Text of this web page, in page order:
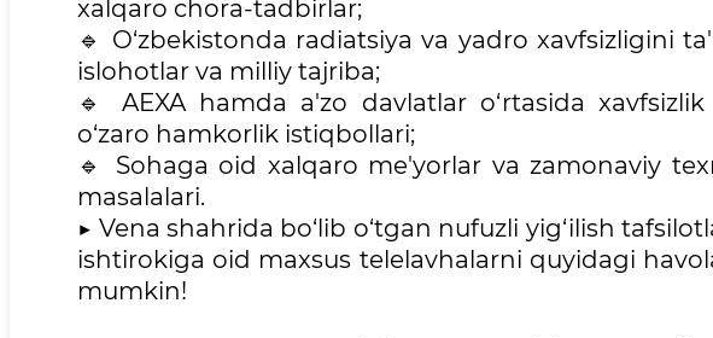
xalqaro chora-tadbirlar;
🔹 O‘zbekistonda radiatsiya va yadro xavfsizligini
islohotlar va milliy tajriba;
🔹 AEXA hamda a'zo davlatlar o‘rtasida
o‘zaro hamkorlik istiqbollari;
🔹 Sohaga oid xalqaro me'yorlar va zamonaviy
masalalari.
▶️ Vena shahrida bo‘lib o‘tgan nufuzli yig‘ilish
ishtirokiga oid maxsus telelavhalarni quyidagi
mumkin!